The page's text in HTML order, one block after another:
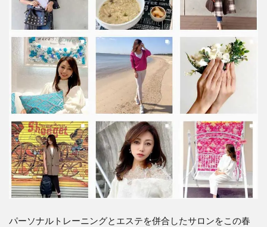
パーソナルトレーニングとエステを併合したサロンをこの春